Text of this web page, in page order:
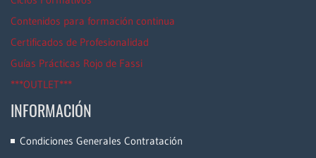
Contenidos para formación continua
Certificados de Profesionalidad
Guías Prácticas Rojo de Fassi
***OUTLET***
INFORMACIÓN
Condiciones Generales Contratación